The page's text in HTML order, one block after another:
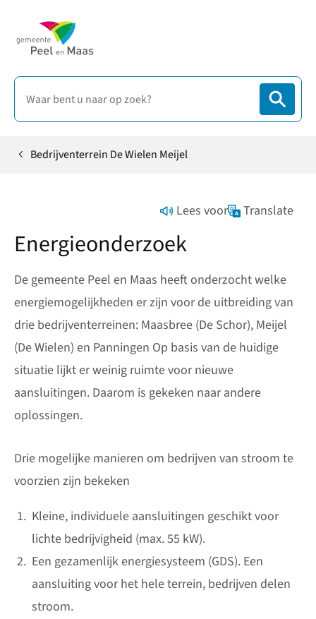
HomeBedrijventerrein De Wielen Meijel
Lees voor Translate
Energieonderzoek
De gemeente Peel en Maas heeft onderzocht welke
energiemogelijkheden er zijn voor de uitbreiding van
drie bedrijventerreinen: Maasbree (De Schor), Meijel
(De Wielen) en Panningen Op basis van de huidige
situatie lijkt er weinig ruimte voor nieuwe
aansluitingen. Daarom is gekeken naar andere
oplossingen.
Drie mogelijke manieren om bedrijven van stroom te
voorzien zijn bekeken
Kleine, individuele aansluitingen geschikt voor
lichte bedrijvigheid (max. 55 kW).
Een gezamenlijk energiesysteem (GDS). Een
aansluiting voor het hele terrein, bedrijven delen
stroom.